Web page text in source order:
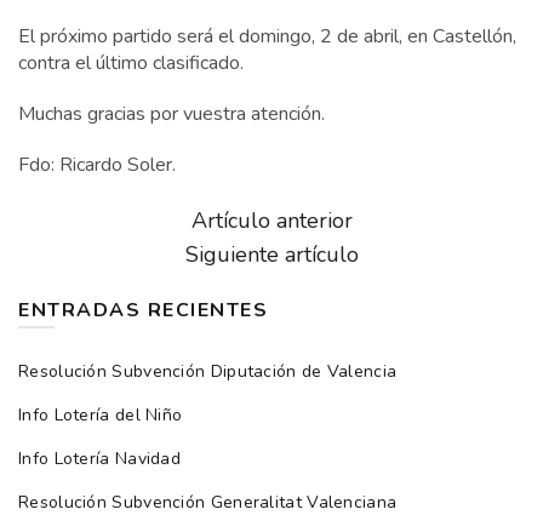
El próximo partido será el domingo, 2 de abril, en Castellón,
contra el último clasificado.
Muchas gracias por vuestra atención.
Fdo: Ricardo Soler.
Artículo anterior
Siguiente artículo
ENTRADAS RECIENTES
Resolución Subvención Diputación de Valencia
Info Lotería del Niño
Info Lotería Navidad
Resolución Subvención Generalitat Valenciana